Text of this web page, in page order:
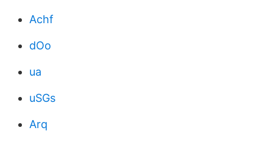
Achf
dOo
ua
uSGs
Arq